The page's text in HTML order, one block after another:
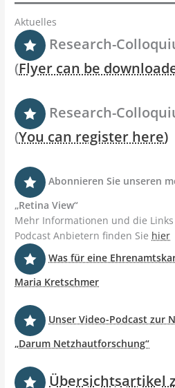
Aktuelles
Research-
(Flyer can be
Research-
(You can register here)
Abonnieren Sie unseren
„Retina View“
Mehr Informationen und die
Podcast Anbietern finden Sie hier
Was für eine
Maria Kretschmer
Unser Video-Podcast zur
„Darum Netzhautforschung“
Übersichtsartikel